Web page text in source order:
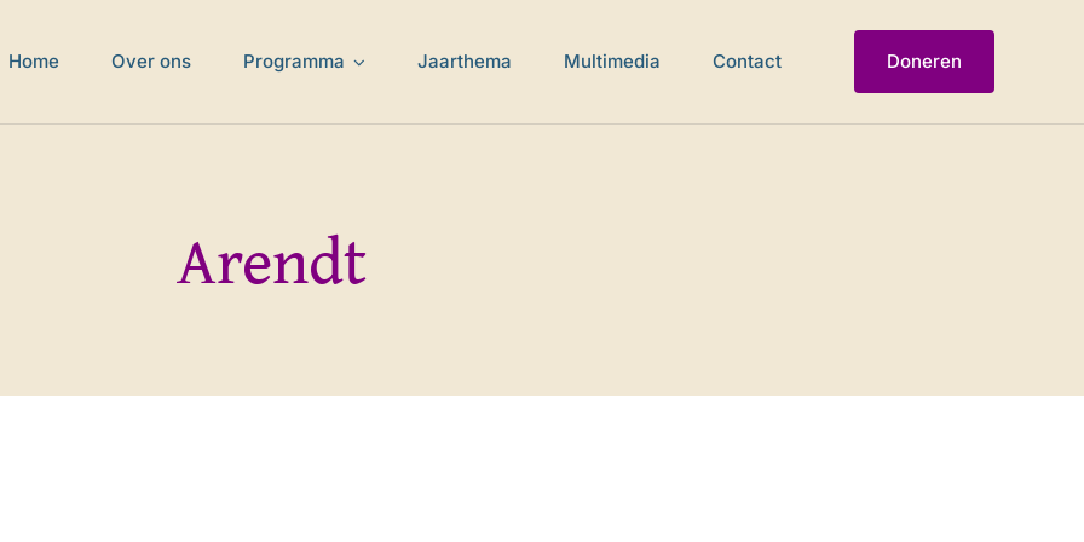
Home Over ons Programma Jaarthema Multimedia Contact Doneren
Arendt